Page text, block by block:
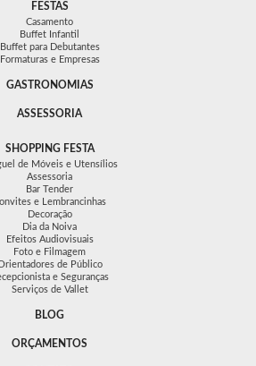
FESTAS
Casamento
Buffet Infantil
Buffet para Debutantes
Formaturas e Empresas
GASTRONOMIAS
ASSESSORIA
SHOPPING FESTA
de Móveis e Utensílios
Assessoria
Bar Tender
e Lembrancinhas
Decoração
Dia da Noiva
Efeitos Audiovisuais
Foto e Filmagem
de Público
e Seguranças
Serviços de Vallet
BLOG
ORÇAMENTOS